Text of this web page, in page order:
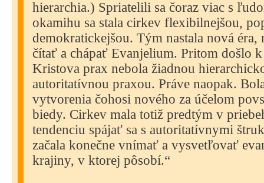
hierarchia.) Spriatelili sa čoraz viac s
okamihu sa stala cirkev flexibilnejšou,
demokratickejšou. Tým nastala nová éra,
čítať a chápať Evanjelium. Pritom došlo
Kristova prax nebola žiadnou
autoritatívnou praxou. Práve naopak.
vytvorenia čohosi nového za účelom
biedy. Cirkev mala totiž predtým v
tendenciu spájať sa s autoritatívnymi
začala konečne vnímať a vysvetľovať
krajiny, v ktorej pôsobí.“